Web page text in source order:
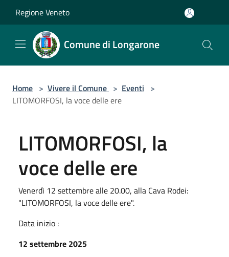
Regione Veneto
Comune di Longarone
Home > Vivere il Comune > Eventi >
LITOMORFOSI, la voce delle ere
LITOMORFOSI, la
voce delle ere
Venerdì 12 settembre alle 20.00, alla Cava Rodei:
"LITOMORFOSI, la voce delle ere".
Data inizio :
12 settembre 2025